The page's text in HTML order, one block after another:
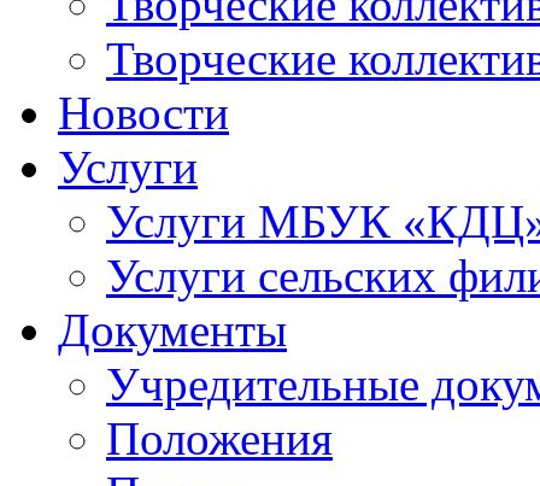
Творческие
Новости
Услуги
Услуги МБУК
Услуги сельских
Документы
Учредительные
Положения